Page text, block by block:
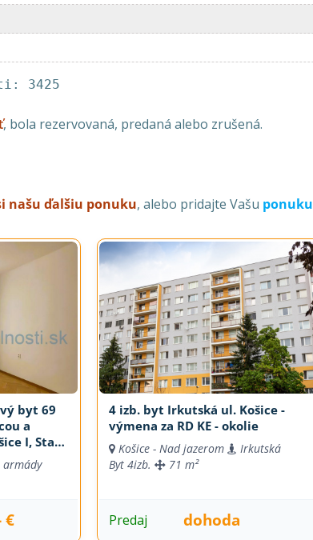
3425
, bola rezervovaná, predaná alebo zrušená.
našu ďalšiu ponuku, alebo pridajte Vašu ponuku
byt 69
a
I, Staré
armády
€
4 izb. byt Irkutská ul. Košice -
výmena za RD KE - okolie
Košice - Nad jazerom
Irkutská
Byt 4izb. 71 m²
Predaj dohoda